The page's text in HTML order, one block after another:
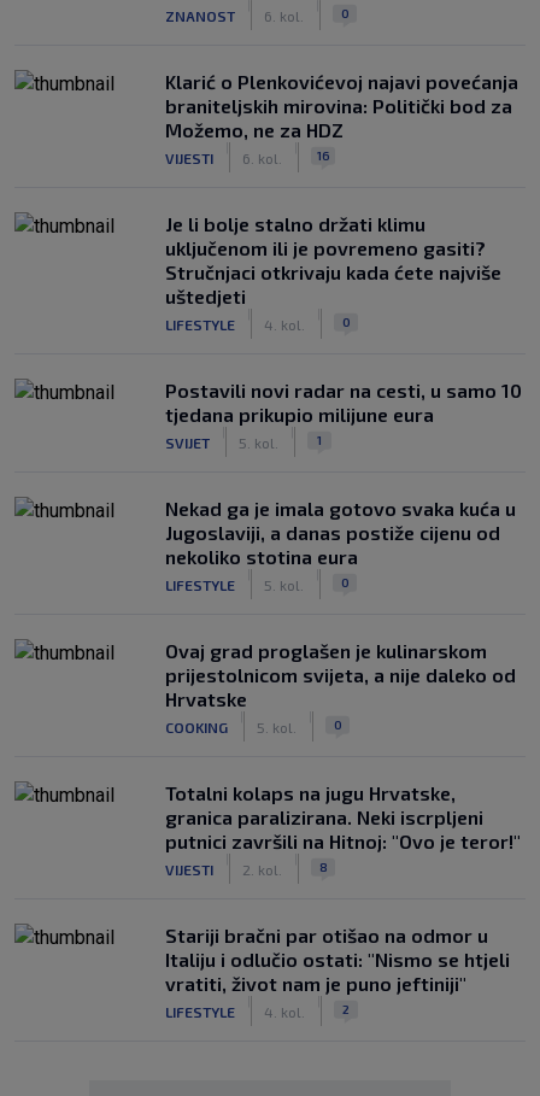
ZNANOST 6. kol. 0
Klarić o Plenkovićevoj najavi povećanja
braniteljskih mirovina: Politički bod za
Možemo, ne za HDZ
VIJESTI 6. kol. 16
Je li bolje stalno držati klimu
uključenom ili je povremeno gasiti?
Stručnjaci otkrivaju kada ćete najviše
uštedjeti
LIFESTYLE 4. kol. 0
Postavili novi radar na cesti, u samo 10
tjedana prikupio milijune eura
SVIJET 5. kol. 1
Nekad ga je imala gotovo svaka kuća u
Jugoslaviji, a danas postiže cijenu od
nekoliko stotina eura
LIFESTYLE 5. kol. 0
Ovaj grad proglašen je kulinarskom
prijestolnicom svijeta, a nije daleko od
Hrvatske
COOKING 5. kol. 0
Totalni kolaps na jugu Hrvatske,
granica paralizirana. Neki iscrpljeni
putnici završili na Hitnoj: "Ovo je teror!"
VIJESTI 2. kol. 8
Stariji bračni par otišao na odmor u
Italiju i odlučio ostati: "Nismo se htjeli
vratiti, život nam je puno jeftiniji"
LIFESTYLE 4. kol. 2